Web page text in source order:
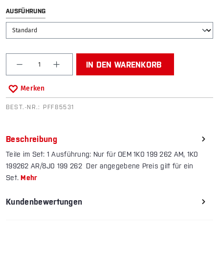
AUSFÜHRUNGAUSWÄHLEN
Produkt Anzahl: Gib den gewünschten Wert ein
IN DEN WARENKORB
Merken
BEST.-NR.: PFF85531
Beschreibung
Teile im Set: 1 Ausführung: Nur für OEM 1K0 199 262 AM, 1K0
199262 AR/8J0 199 262 Der angegebene Preis gilt für ein
Set.Mehr
Kundenbewertungen